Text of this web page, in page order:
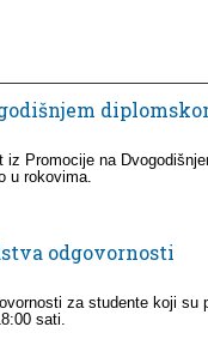
Promocije na
u rokovima.
odgovornosti
za studente koji
sati.